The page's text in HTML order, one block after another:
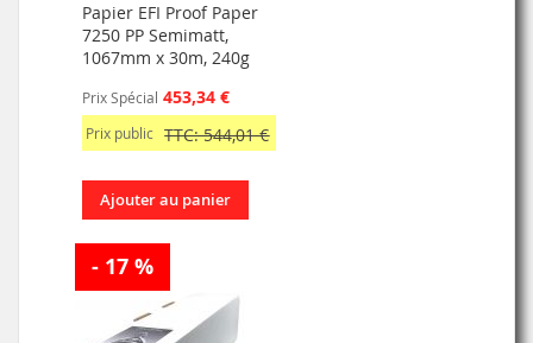
Papier EFI Proof Paper
7250 PP Semimatt,
1067mm x 30m, 240g
Prix Spécial 453,34 €
Prix public TTC: 544,01 €
Ajouter au panier
- 17 %